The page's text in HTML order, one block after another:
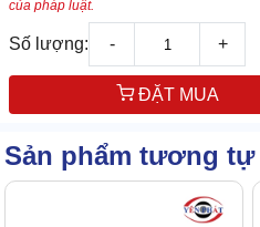
của pháp luật.
Số lượng: - +
ĐẶT MUA
Sản phẩm tương tự